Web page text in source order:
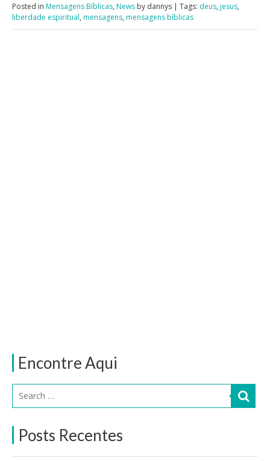
Encontre Aqui
Posts Recentes
Posted in Mensagens Bíblicas, News by dannys | Tags: deus, jesus,
liberdade espiritual, mensagens, mensagens bíblicas